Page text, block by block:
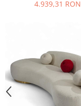
Blaturi din PAL
Blaturi din MDF
Blaturi din metal
Blaturi din Topalit
4.939,31 RON